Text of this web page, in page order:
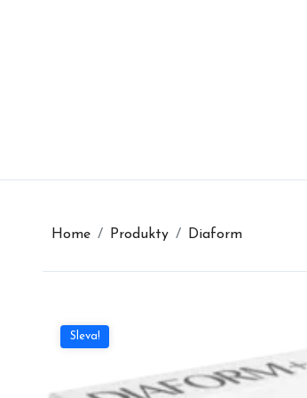
Home Produkty Diaform
Sleva!